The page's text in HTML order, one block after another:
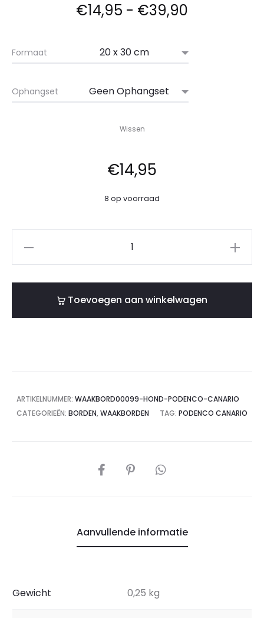
€14,95 - €39,90
Formaat
Ophangset
Wissen
€14,95
8 op voorraad
Toevoegen aan winkelwagen
ARTIKELNUMMER: WAAKBORD00099-HOND-PODENCO-CANARIO
CATEGORIEËN: BORDEN, WAAKBORDEN TAG: PODENCO CANARIO
Aanvullende informatie
Gewicht 0,25 kg